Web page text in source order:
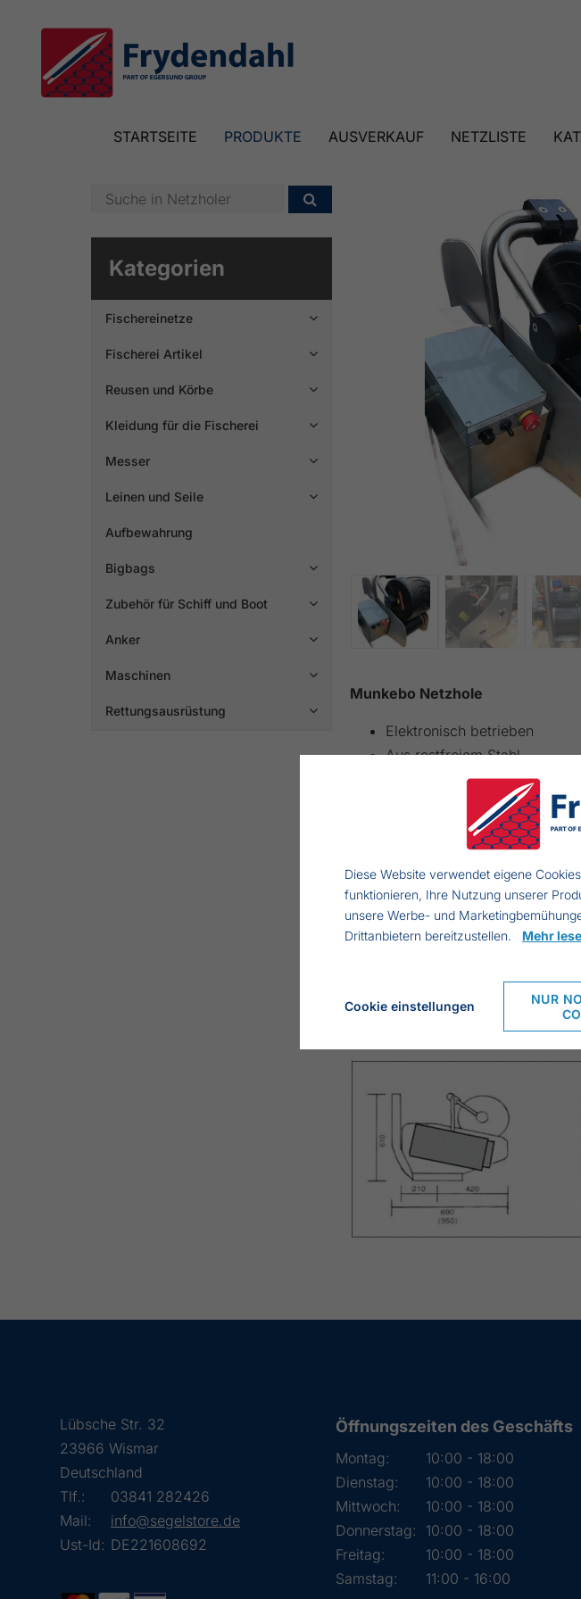
STARTSEITE PRODUKTE AUSVERKAUF NETZLISTE

Kategorien
Fischereinetze 
Fischerei Artikel 
Reusen und Körbe 
Kleidung für die Fischerei 
Messer 
Leinen und Seile 
Aufbewahrung
Bigbags 
Zubehör für Schiff und Boot 
Anker 
Maschinen 
Rettungsausrüstung 
Munkebo Netzhole
Elektronisch betrieben
Aus rostfreiem Stahl
Modell: Snap-up SM/M-1-EL
12/24V - Friktion: 160 kg
Bandgeschwindigkeit/Minute: 45
Für den elektronische
Kontaktiere uns für einen Preis.
Lübsche Str. 32
23966 Wismar
Deutschland
Tlf.:
03841 282426
Mail:
info@segelstore.de
Ust-Id: DE221608692
Öffnungszeiten des Geschäfts
Montag:
10:00 - 18:00
Dienstag:
10:00 - 18:00
Mittwoch:
10:00 - 18:00
Donnerstag:
10:00 - 18:00
Freitag:
10:00 - 18:00
Samstag:
11:00 - 16:00
Diese Website verwendet eigene
funktionieren, Ihre Nutzung unserer
unsere Werbe- und
Drittanbietern bereitzustellen. Mehr
Cookie einstellungen
NUR